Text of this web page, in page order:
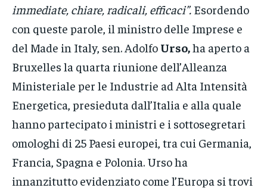
immediate, chiare, radicali, efficaci”. Esordendo
con queste parole, il ministro delle Imprese e
del Made in Italy, sen. Adolfo Urso,ha aperto a
Bruxelles la quarta riunione dell’Alleanza
Ministeriale per le Industrie ad Alta Intensità
Energetica, presieduta dall’Italia e alla quale
hanno partecipato i ministri e i sottosegretari
omologhi di 25 Paesi europei, tra cui Germania,
Francia, Spagna e Polonia. Urso ha
innanzitutto evidenziato come l’Europa si trovi